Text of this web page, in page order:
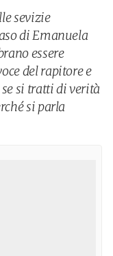
sevizie
di Emanuela
essere
del rapitore e
si tratti di verità
si parla